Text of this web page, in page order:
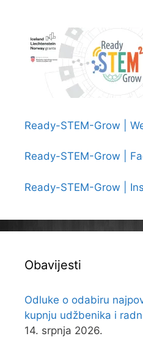
knjižnica
Ready-STEM-Grow |
Ready-STEM-Grow |
Ready-STEM-Grow |
Obavijesti
Odluke o odabiru
kupnju udžbenika i
14. srpnja 2026.